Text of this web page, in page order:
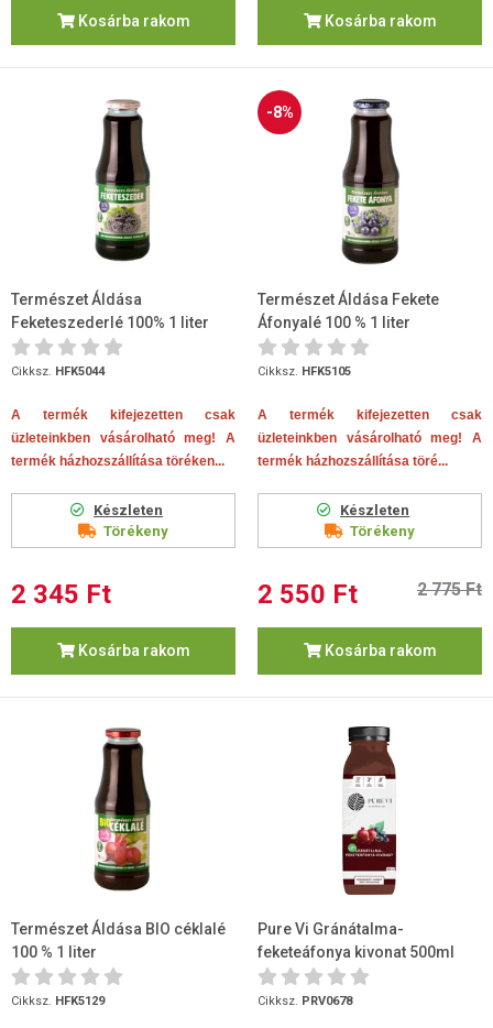
Kosárba rakom Kosárba rakom
Természet Áldása
Feketeszederlé 100% 1 liter
Cikksz. HFK5044
A termék kifejezetten csak
üzleteinkben vásárolható meg! A
termék házhozszállítása töréken...
Készleten
Törékeny
2 345 Ft
Kosárba rakom
-8%
Természet Áldása Fekete
Áfonyalé 100 % 1 liter
Cikksz. HFK5105
A termék kifejezetten csak
üzleteinkben vásárolható meg! A
termék házhozszállítása töré...
Készleten
Törékeny
2 550 Ft 2 775 Ft
Kosárba rakom
Természet Áldása BIO céklalé
100 % 1 liter
Cikksz. HFK5129
Pure Vi Gránátalma-
feketeáfonya kivonat 500ml
Cikksz. PRV0678